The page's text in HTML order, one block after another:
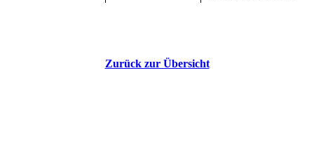
Zurück zur Übersicht